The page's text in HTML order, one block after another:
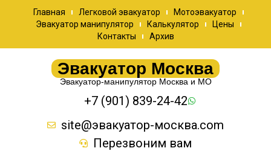
Главная Легковой эвакуатор
Мотоэвакуатор
Эвакуатор манипулятор
Калькулятор
Цены
Контакты
Архив
Эвакуатор Москва
Эвакуатор-манипулятор Москва и МО
+7 (901) 839-24-42
site@эвакуатор-москва.com
Перезвоним вам